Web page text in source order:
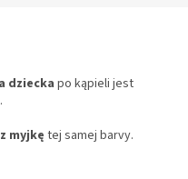
dziecka po kąpieli jest
z myjkę tej samej barvy.